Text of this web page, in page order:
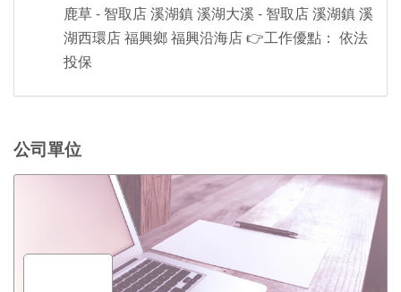
鹿草 - 智取店 溪湖鎮 溪湖大溪 - 智取店 溪湖鎮 溪
湖西環店 福興鄉 福興沿海店 👉工作優點： 依法
投保
公司單位